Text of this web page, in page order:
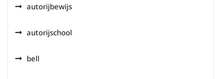
autorijbewijs
autorijschool
bell